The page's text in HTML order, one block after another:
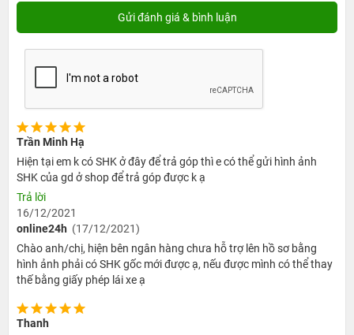
bị cầm tay thay thế được đến 90% máy tính xách tay.
Màn hình Retina đảm bảo hiển thị sắc nét
iPad Mini 5 Wifi Cellular 2019 sở hữu màn hình LED-
Trần Minh Hạ
Hiện tại em k có SHK ở đây để trả góp thì e có thể gửi hình ảnh
SHK của gd ở shop để trả góp được k ạ
Trả lời
16/12/2021
online24h (17/12/2021)
Chào anh/chị, hiện bên ngân hàng chưa hỗ trợ lên hồ sơ bằng
hình ảnh phải có SHK gốc mới được ạ, nếu được mình có thể thay
thế bằng giấy phép lái xe ạ
Thanh